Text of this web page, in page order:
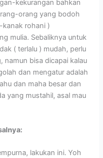
kekurangan bahkan
orang yang bodoh
kanak rohani )
mulia. Sebaliknya untuk
( terlalu ) mudah, perlu
namun bisa dicapai kalau
dan mengatur adalah
dan maha besar dan
yang mustahil, asal mau
lakukan ini. Yoh